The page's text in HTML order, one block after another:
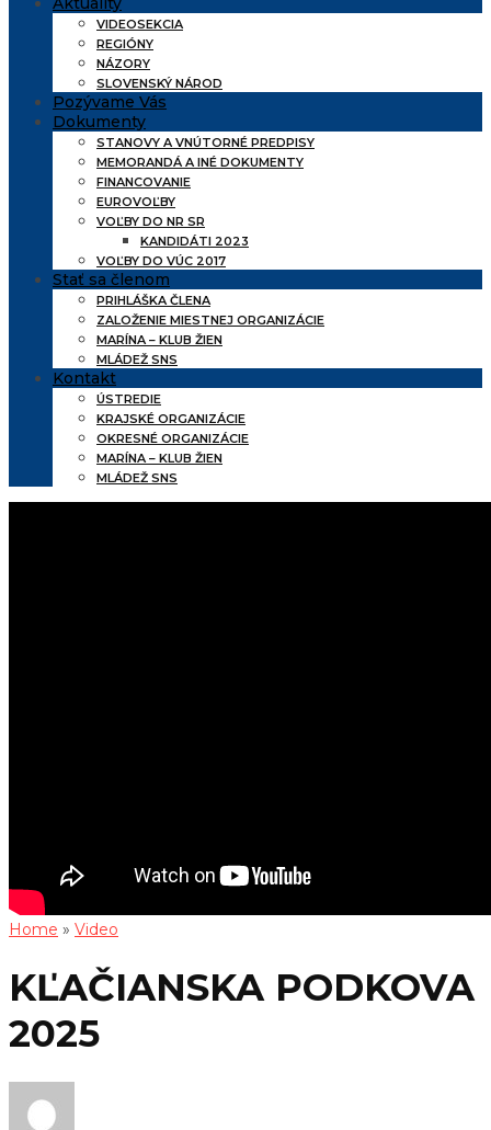
VIDEOSEKCIA
REGIÓNY
NÁZORY
SLOVENSKÝ NÁROD
Pozývame Vás
Dokumenty
STANOVY A VNÚTORNÉ PREDPISY
MEMORANDÁ A INÉ DOKUMENTY
FINANCOVANIE
EUROVOĽBY
VOĽBY DO NR SR
KANDIDÁTI 2023
VOĽBY DO VÚC 2017
Stať sa členom
PRIHLÁŠKA ČLENA
ZALOŽENIE MIESTNEJ ORGANIZÁCIE
MARÍNA – KLUB ŽIEN
MLÁDEŽ SNS
Kontakt
ÚSTREDIE
KRAJSKÉ ORGANIZÁCIE
OKRESNÉ ORGANIZÁCIE
MARÍNA – KLUB ŽIEN
MLÁDEŽ SNS
Home » Video
KĽAČIANSKA PODKOVA
2025